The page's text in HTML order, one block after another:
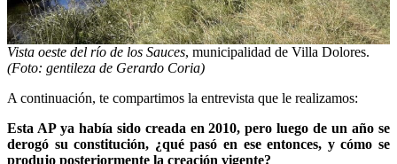
Vista oeste del río de los Sauces, municipalidad de Villa Dolores.
(Foto: gentileza de Gerardo Coria)
A continuación, te compartimos la entrevista que le realizamos:
Esta AP ya había sido creada en 2010, pero luego de un año se
derogó su constitución, ¿qué pasó en ese entonces, y cómo se
produjo posteriormente la creación vigente?